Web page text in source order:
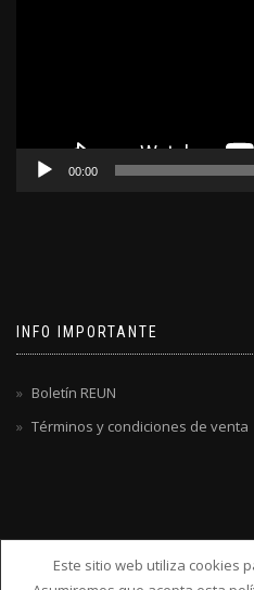
00:00
INFO IMPORTANTE
Boletín REUN
Términos y condiciones de venta
Este sitio web utiliza cookies